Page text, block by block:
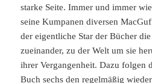
starke Seite. Immer und immer
seine Kumpanen diversen
der eigentliche Star der Bücher
zueinander, zu der Welt um sie
ihrer Vergangenheit. Dazu folgen
Buch sechs den regelmäßig